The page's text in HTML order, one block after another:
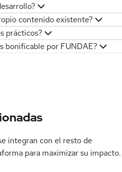
contenido existente?
prácticos?
bonificable por FUNDAE?
integran con el resto de
para maximizar su impacto.